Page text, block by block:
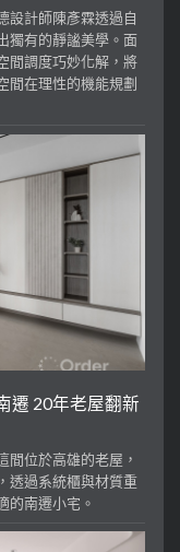
設計師陳彥霖透過自
獨有的靜謐美學。面
間調度巧妙化解，將
間在理性的機能規劃
遷 20年老屋翻新
間位於高雄的老屋，
透過系統櫃與材質重
的南遷小宅。